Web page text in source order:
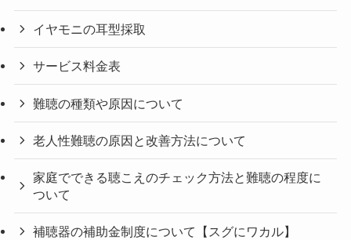
イヤモニの耳型採取
サービス料金表
難聴の種類や原因について
老人性難聴の原因と改善方法について
家庭でできる聴こえのチェック方法と難聴の程度に
ついて
補聴器の補助金制度について【スグにワカル】